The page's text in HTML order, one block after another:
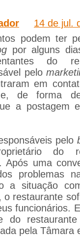
14 de jul.
podem ter
por alguns
do
pelo
em
de forma
a postagem
pelo
do
Após uma
problemas
a situação
o restaurante
funcionários.
do
pela Tâmara